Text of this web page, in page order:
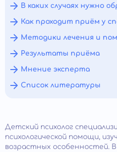
В каких случаях нужно
Как проходит приём у
Методики лечения и
Результаты приёма
Мнение эксперта
Список литературы
Детский психолог
психологической помощи,
возрастных особенностей.